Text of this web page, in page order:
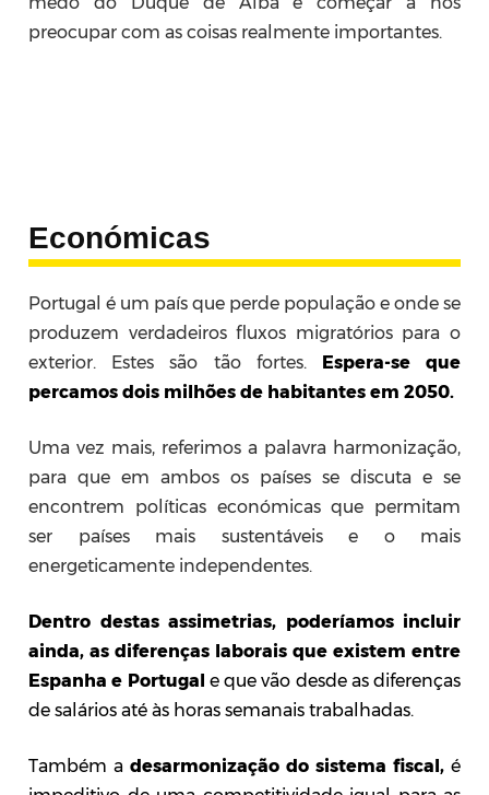
preocupar com as coisas realmente importantes.
Económicas
Portugal é um país que perde população e onde se
produzem verdadeiros fluxos migratórios para o
exterior. Estes são tão fortes. Espera-se que
percamos dois milhões de habitantes em 2050.
Uma vez mais, referimos a palavra harmonização,
para que em ambos os países se discuta e se
encontrem políticas económicas que permitam
ser países mais sustentáveis e o mais
energeticamente independentes.
Dentro destas assimetrias, poderíamos incluir
ainda, as diferenças laborais que existem entre
Espanha e Portugal e que vão desde as diferenças
de salários até às horas semanais trabalhadas.
Também a desarmonização do sistema fiscal, é